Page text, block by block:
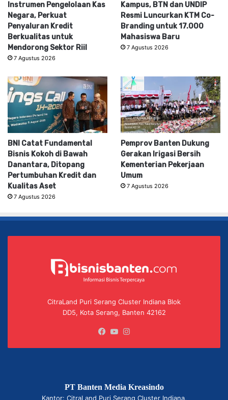
Instrumen Pengelolaan Kas
Negara, Perkuat
Penyaluran Kredit
Berkualitas untuk
Mendorong Sektor Riil
7 Agustus 2026
Kampus, BTN dan UNDIP
Resmi Luncurkan KTM Co-
Branding untuk 17.000
Mahasiswa Baru
7 Agustus 2026
BNI Catat Fundamental
Bisnis Kokoh di Bawah
Danantara, Ditopang
Pertumbuhan Kredit dan
Kualitas Aset
7 Agustus 2026
Pemprov Banten Dukung
Gerakan Irigasi Bersih
Kementerian Pekerjaan
Umum
7 Agustus 2026
CitraLand Puri Serang Cluster Indiana Blok
DD5, Kota Serang, Banten 42162
Facebook
YouTube
PT Banten Media Kreasindo
Kantor: CitraLand Puri Serang Cluster Indiana,